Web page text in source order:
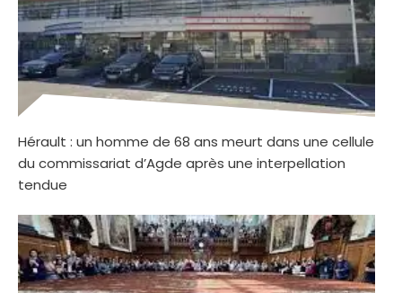
Hérault : un homme de 68 ans meurt dans une cellule
du commissariat d’Agde après une interpellation
tendue